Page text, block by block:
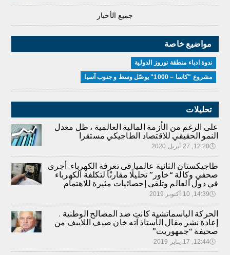
جميع الأخبار
مواضيع خاصة
ندوة ادباء منطقة نوروز الدولية
مشروع "كاسا – 1000" يوصّل وسط و جنوب آسيا
تحليلات
على الرغم من الأزمة المالية العالمية ، ظل معدل
النمو الحقيقي للاقتصاد الطاجيكي مستقرا
🕔12:20, 27.أبريل 2020
طاجيكستان الثانية عالميا فى تعرفة الكهرباء. أجرى
صحفي وكالة “خاور” تحليلًا مقارنًا لتكلفة الكهرباء
في دول العالم وتلقى إحصائيات مثيرة للاهتمام
🕔14:39, 10.أكتوبر 2019
الحركة الباسماتشية كانت ضد المصالح الوطنية .
إعادة نشر مقال الأستاذ آته خان صيف اللاييف من
صحيفة “جمهوريت”
🕔12:44, 17.يناير 2019